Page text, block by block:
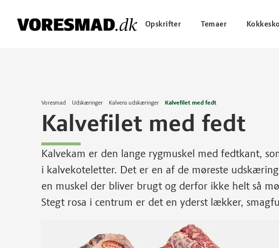
Opskrifter Temaer
Voresmad Udskæringer Kalvens udskæringer Kalvefilet med fedt
Kalvefilet med fedt
Kalvekam er den lange rygmuskel med fedtkant,
i kalvekoteletter. Det er en af de møreste
en muskel der bliver brugt og derfor ikke helt så
Stegt rosa i centrum er det en yderst lækker,